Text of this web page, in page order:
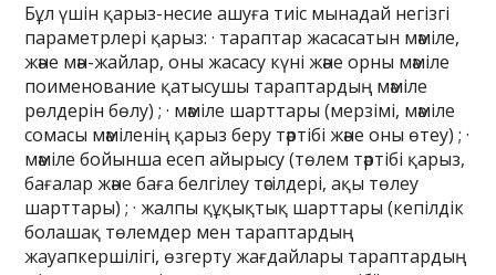
Бұл үшін қарыз-несие ашуға тиіс мынадай негізгі
параметрлері қарыз: · тараптар жасасатын мәміле,
және мән-жайлар, оны жасасу күні және орны мәміле
поименование қатысушы тараптардың мәміле
рөлдерін бөлу) ; · мәміле шарттары (мерзімі, мәміле
сомасы мәміленің қарыз беру тәртібі және оны өтеу) ; ·
мәміле бойынша есеп айырысу (төлем тәртібі қарыз,
бағалар және баға белгілеу тәсілдері, ақы төлеу
шарттары) ; · жалпы құқықтық шарттары (кепілдік
болашақ төлемдер мен тараптардың
жауапкершілігі, өзгерту жағдайлары тараптардың